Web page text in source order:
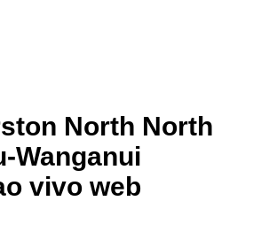
North North
Wanganui
vivo web